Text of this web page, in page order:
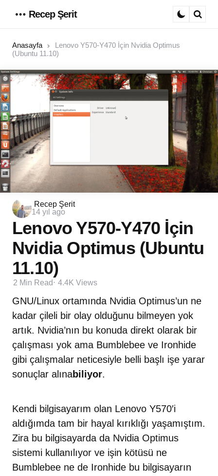
Recep Şerit
Anasayfa
Lenovo Y570-Y470 İçin Nvidia Optimus
(Ubuntu 11.10)
Posted
by
Recep Şerit
14 yıl ago
Lenovo Y570-Y470 İçin
Nvidia Optimus (Ubuntu
11.10)
2 Min Read 4.4K Views
GNU/Linux ortamında Nvidia Optimus’un ne
kadar çileli bir olay olduğunu bilmeyen yok
artık. Nvidia’nın bu konuda direkt olarak bir
çalışması yok ama Bumblebee ve Ironhide
gibi çalışmalar neticesiyle belli başlı işe yarar
sonuçlar alınabiliyor.
Kendi bilgisayarım olan Lenovo Y570′i
aldığımda tam bir hayal kırıklığı yaşamıştım.
Zira bu bilgisayarda da Nvidia Optimus
sistemi kullanılıyor ve işin kötüsü ne
Bumblebee ne de Ironhide bu bilgisayarın